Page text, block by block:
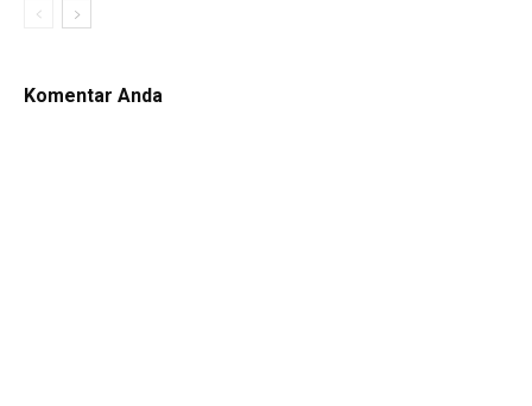
Komentar Anda